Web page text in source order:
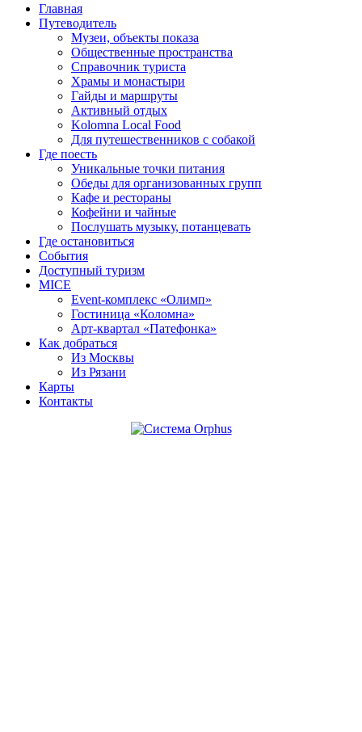
Главная
Путеводитель
Музеи, объекты показа
Общественные пространства
Справочник туриста
Храмы и монастыри
Гайды и маршруты
Активный отдых
Kolomna Local Food
Для путешественников с собакой
Где поесть
Уникальные точки питания
Обеды для организованных групп
Кафе и рестораны
Кофейни и чайные
Послушать музыку, потанцевать
Где остановиться
События
Доступный туризм
MICE
Event-комплекс «Олимп»
Гостиница «Коломна»
Арт-квартал «Патефонка»
Как добраться
Из Москвы
Из Рязани
Карты
Контакты